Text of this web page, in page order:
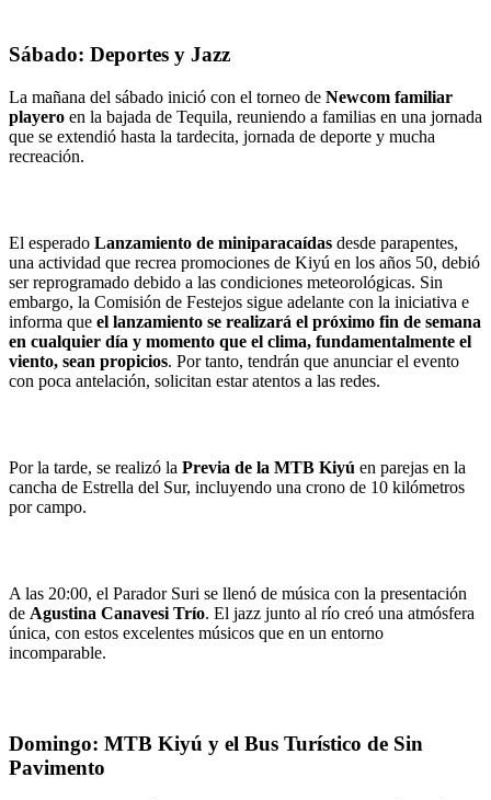
Sábado: Deportes y Jazz
La mañana del sábado inició con el torneo de Newcom familiar
playero en la bajada de Tequila, reuniendo a familias en una jornada
que se extendió hasta la tardecita, jornada de deporte y mucha
recreación.
El esperado Lanzamiento de miniparacaídas desde parapentes,
una actividad que recrea promociones de Kiyú en los años 50, debió
ser reprogramado debido a las condiciones meteorológicas. Sin
embargo, la Comisión de Festejos sigue adelante con la iniciativa e
informa que el lanzamiento se realizará el próximo fin de semana
en cualquier día y momento que el clima, fundamentalmente el
viento, sean propicios. Por tanto, tendrán que anunciar el evento
con poca antelación, solicitan estar atentos a las redes.
Por la tarde, se realizó la Previa de la MTB Kiyú en parejas en la
cancha de Estrella del Sur, incluyendo una crono de 10 kilómetros
por campo.
A las 20:00, el Parador Suri se llenó de música con la presentación
de Agustina Canavesi Trío. El jazz junto al río creó una atmósfera
única, con estos excelentes músicos que en un entorno
incomparable.
Domingo: MTB Kiyú y el Bus Turístico de Sin
Pavimento